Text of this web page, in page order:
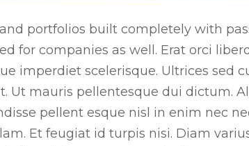
portfolios built completely with
for companies as well. Erat orci
imperdiet scelerisque. Ultrices sed
Ut mauris pellentesque dui dictum.
pellent esque nisl in enim nec
Et feugiat id turpis nisi. Diam